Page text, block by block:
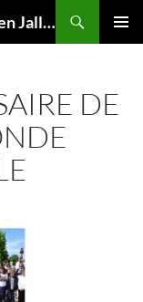
Allemagne Jumelage Saint Médard en Jalles Merzig
DE